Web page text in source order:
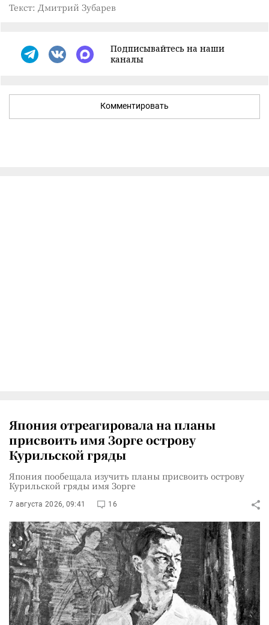
Текст: Дмитрий Зубарев
Подписывайтесь на наши
каналы
Комментировать
Япония отреагировала на планы
присвоить имя Зорге острову
Курильской гряды
Япония пообещала изучить планы присвоить острову
Курильской гряды имя Зорге
7 августа 2026, 09:41 16